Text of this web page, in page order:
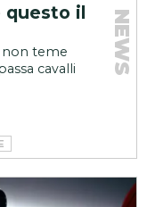
questo il
non teme
cavalli
NEWS